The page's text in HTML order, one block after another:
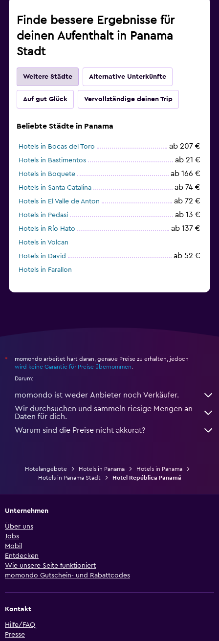
Finde bessere Ergebnisse für
deinen Aufenthalt in Panama
Stadt
Weitere Städte Alternative Unterkünfte
Auf gut Glück Vervollständige deinen Trip
Beliebte Städte in Panama
Hotels in Bocas del Toro ab 207 €
Hotels in Bastimentos ab 21 €
Hotels in Boquete ab 166 €
Hotels in Santa Catalina ab 74 €
Hotels in El Valle de Anton ab 72 €
Hotels in Pedasí ab 13 €
Hotels in Río Hato ab 137 €
Hotels in Volcan
Hotels in David
ab 52 €
Hotels in Farallon
*
momondo arbeitet hart daran, genaue Preise zu erhalten, jedoch
wird keine Garantie für Preise übernommen
Darum:
momondo ist weder Anbieter noch Verkäufer.
Wir durchsuchen und sammeln riesige Mengen an
Daten für dich.
Warum sind die Preise nicht akkurat?
Hotelangebote Hotels in Panama
Hotels in Panama
Hotels in Panama Stadt
Hotel República Panamá
Unternehmen
Über uns
Jobs
Mobil
Entdecken
Wie unsere Seite funktioniert
momondo Gutschein- und Rabattcodes
Kontakt
Hilfe/FAQ
Presse